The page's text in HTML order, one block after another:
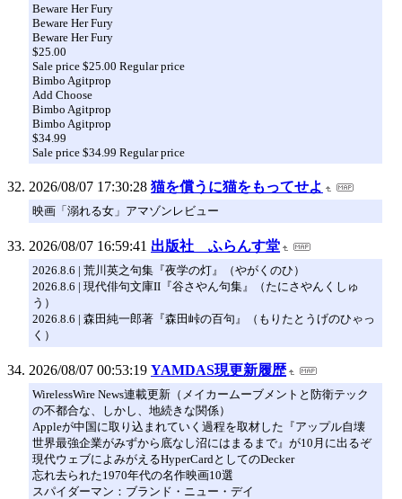
Beware Her Fury
Beware Her Fury
Beware Her Fury
$25.00
Sale price $25.00 Regular price
Bimbo Agitprop
Add Choose
Bimbo Agitprop
Bimbo Agitprop
$34.99
Sale price $34.99 Regular price
2026/08/07 17:30:28 猫を償うに猫をもってせよ
映画「溺れる女」アマゾンレビュー
2026/08/07 16:59:41 出版社 ふらんす堂
2026.8.6 | 荒川英之句集『夜学の灯』（やがくのひ）
2026.8.6 | 現代俳句文庫II『谷さやん句集』（たにさやんくしゅ
う）
2026.8.6 | 森田純一郎著『森田峠の百句』（もりたとうげのひゃっ
く）
2026/08/07 00:53:19 YAMDAS現更新履歴
WirelessWire News連載更新（メイカームーブメントと防衛テック
の不都合な、しかし、地続きな関係）
Appleが中国に取り込まれていく過程を取材した『アップル自壊
世界最強企業がみずから底なし沼にはまるまで』が10月に出るぞ
現代ウェブによみがえるHyperCardとしてのDecker
忘れ去られた1970年代の名作映画10選
スパイダーマン：ブランド・ニュー・デイ